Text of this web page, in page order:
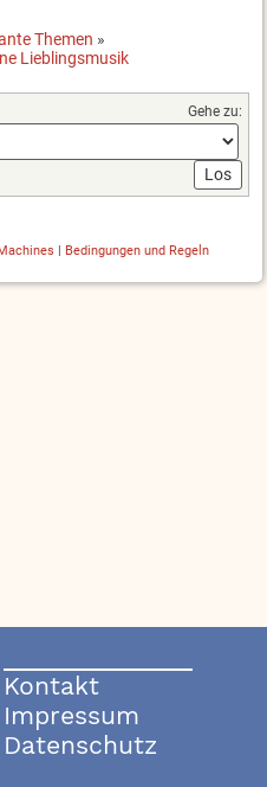
Themen »
Lieblingsmusik
Gehe zu:
| Bedingungen und Regeln
Kontakt
Impressum
Datenschutz